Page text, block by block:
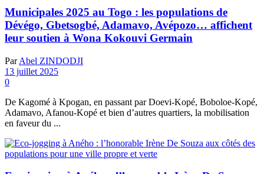
Municipales 2025 au Togo : les populations de
Dévégo, Gbetsogbé, Adamavo, Avépozo… affichent
leur soutien à Wona Kokouvi Germain
Par Abel ZINDODJI
13 juillet 2025
0
De Kagomé à Kpogan, en passant par Doevi-Kopé, Boboloe-Kopé,
Adamavo, Afanou-Kopé et bien d’autres quartiers, la mobilisation
en faveur du ...